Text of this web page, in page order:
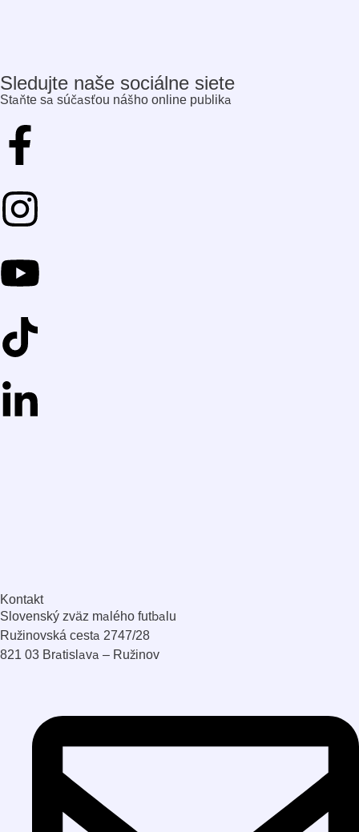
Sledujte naše sociálne siete
Staňte sa súčasťou nášho online publika
Kontakt
Slovenský zväz malého futbalu
Ružinovská cesta 2747/28
821 03 Bratislava – Ružinov